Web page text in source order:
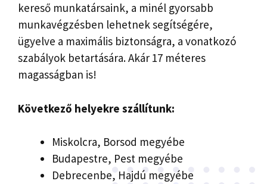
kereső munkatársaink, a minél gyorsabb
munkavégzésben lehetnek segítségére,
ügyelve a maximális biztonságra, a vonatkozó
szabályok betartására. Akár 17 méteres
magasságban is!
Következő helyekre szállítunk:
Miskolcra, Borsod megyébe
Budapestre, Pest megyébe
Debrecenbe, Hajdú megyébe